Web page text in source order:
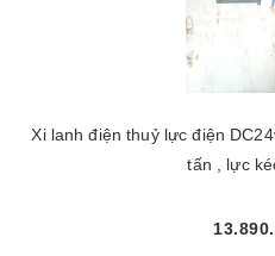
Xi lanh điện thuỷ lực điện DC24v 21A 500w
tấn , lực